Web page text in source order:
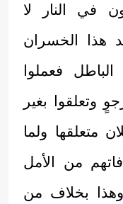
في النار لا
هذا الخسران
فعملوا
وتعلقوا بغير
متعلقها ولما
من الأمل
بخلاف من